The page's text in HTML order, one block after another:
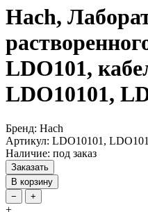
Hach,
LDO101,
LDO10101,
Бренд: Hach
Артикул: LDO10101,
Наличие: под заказ
Заказать
В корзину
−
+
+